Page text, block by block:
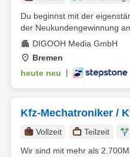
Du beginnst mit der
der Neukundengewinnung
DIGOOH Media GmbH
Bremen
heute neu
Kfz-Mechatroniker /
Vollzeit Teilzeit
Wir sind mit mehr als